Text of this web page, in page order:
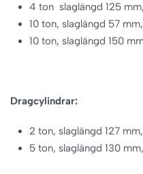
4 ton slaglängd 125
10 ton, slaglängd 57
10 ton, slaglängd 150
Dragcylindrar:
2 ton, slaglängd 127
5 ton, slaglängd 130